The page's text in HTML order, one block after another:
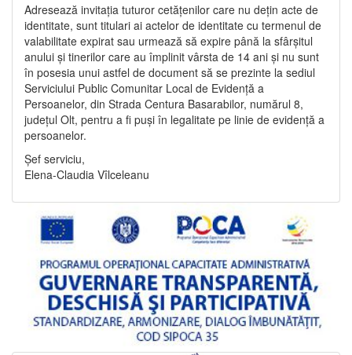
Adresează invitația tuturor cetățenilor care nu dețin acte de
identitate, sunt titulari ai actelor de identitate cu termenul de
valabilitate expirat sau urmează să expire până la sfârșitul
anului și tinerilor care au împlinit vârsta de 14 ani și nu sunt
în posesia unui astfel de document să se prezinte la sediul
Serviciului Public Comunitar Local de Evidență a
Persoanelor, din Strada Centura Basarabilor, numărul 8,
județul Olt, pentru a fi puși în legalitate pe linie de evidență a
persoanelor.
Șef serviciu,
Elena-Claudia Vîlceleanu